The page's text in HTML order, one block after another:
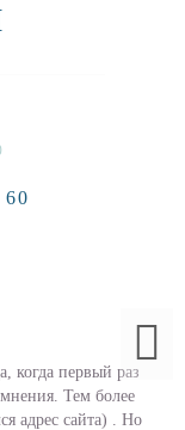
когда первый раз
Тем более
адрес сайта) . Но